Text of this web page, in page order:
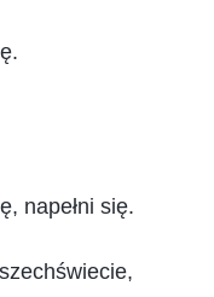
napełni się.